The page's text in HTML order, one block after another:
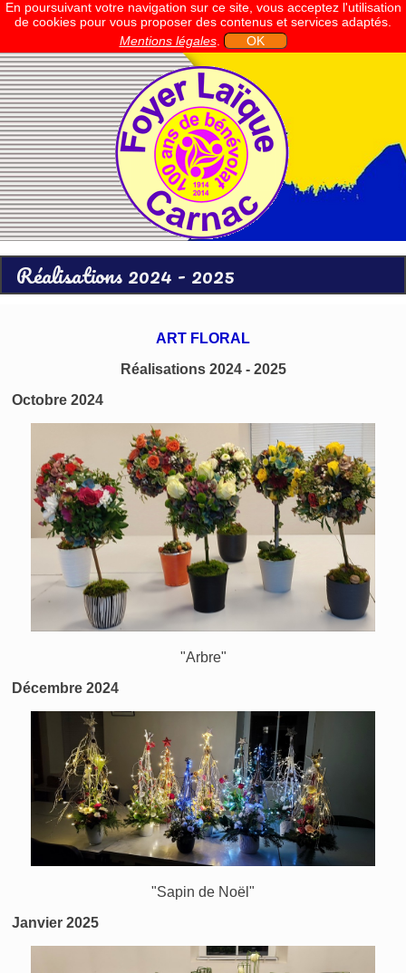
En poursuivant votre navigation sur ce site, vous acceptez l'utilisation
de cookies pour vous proposer des contenus et services adaptés.
Mentions légales. OK
Réalisations 2024 - 2025
ART FLORAL
Réalisations 2024 - 2025
Octobre 2024
"Arbre"
Décembre 2024
"Sapin de Noël"
Janvier 2025